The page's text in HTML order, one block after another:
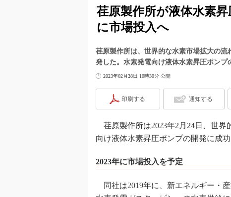
荏原製作所が液体水素
に市場投入へ
荏原製作所は、世界的な水素市場拡大の
発した。水素発電向け液体水素昇圧ポンプ
2023年02月28日 10時30分 公開
印刷する 通知する
荏原製作所は2023年2月24日、世界
向け液体水素昇圧ポンプの開発に成功
2023年に市場投入を予定
同社は2019年に、新エネルギー・